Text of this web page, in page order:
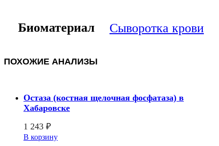
Биоматериал Сыворотка крови
ПОХОЖИЕ АНАЛИЗЫ
Остаза (костная щелочная фосфатаза) в
Хабаровске
1 243 ₽
В корзину